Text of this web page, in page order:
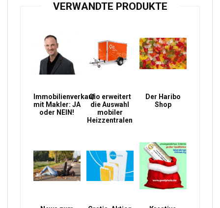
VERWANDTE PRODUKTE
Immobilienverkauf
mit Makler: JA
oder NEIN!
Qio erweitert
die Auswahl
mobiler
Heizzentralen
Der Haribo
Shop